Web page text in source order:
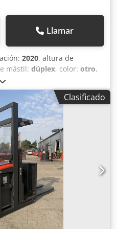
Llamar
2020, altura de
mástil: dúplex, color: otro,
de elevación: 1200 kg
Alfsk ¿Qué son los
Owner? Los artículos en
en su estado actual
máquinas únicamente
con la información
no
como dimensiones
máquina. Además, estas
en stock y no las
se ofrecen a precios
los precios son más bajos
por completo en el
cuidadosamente la
Clasificado